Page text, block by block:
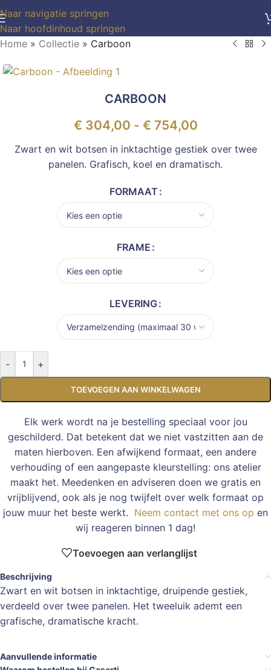
Naar navigatie springen
Naar hoofdinhoud springen
Home » Collectie » Carboon
CARBOON
€ 304,00 - € 754,00
Zwart en wit botsen in inktachtige gestiek over twee
panelen. Grafisch, koel en dramatisch.
FORMAAT
FRAME
LEVERING
- +
TOEVOEGEN AAN WINKELWAGEN
Elk werk wordt na je bestelling speciaal voor jou
geschilderd. Dat betekent dat we niet vastzitten aan de
maten hierboven. Een afwijkend formaat, een andere
verhouding of een aangepaste kleurstelling: ons atelier
maakt het. Meedenken en adviseren doen we gratis en
vrijblijvend, ook als je nog twijfelt over welk formaat op
jouw muur het beste werkt. Neem contact met ons op en
wij reageren binnen 1 dag!
Toevoegen aan verlanglijst
Beschrijving
Zwart en wit botsen in inktachtige, druipende gestiek,
verdeeld over twee panelen. Het tweeluik ademt een
grafische, dramatische kracht.
Aanvullende informatie